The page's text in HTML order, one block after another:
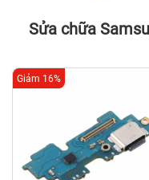
Sửa chữa
Giảm 16%